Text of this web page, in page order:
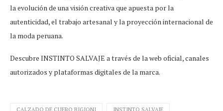
la evolución de una visión creativa que apuesta por la
autenticidad, el trabajo artesanal y la proyección internacional de
la moda peruana.
Descubre INSTINTO SALVAJE a través de la web oficial, canales
autorizados y plataformas digitales de la marca.
CALZADO DE CUERO BIGIONI INSTINTO SALVAJE